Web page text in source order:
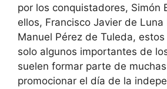
por los conquistadores, Simón
ellos, Francisco Javier de Luna
Manuel Pérez de Tuleda,
solo algunos importantes de
suelen formar parte de
promocionar el día de la